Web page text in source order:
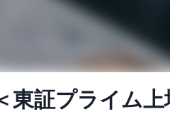
東証プライム